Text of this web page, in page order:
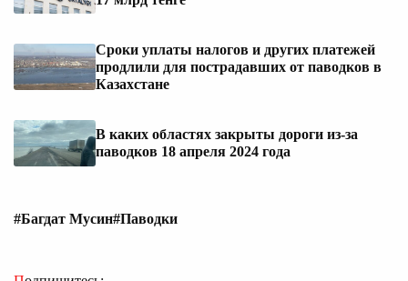
Сроки уплаты налогов и других платежей
продлили для пострадавших от паводков в
Казахстане
В каких областях закрыты дороги из-за
паводков 18 апреля 2024 года
#Багдат Мусин#Паводки